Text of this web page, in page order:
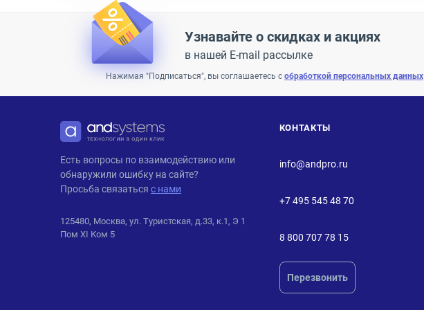
Узнавайте о скидках и акциях
в нашей E-mail рассылке
Нажимая "Подписаться", вы соглашаетесь с обработкой персональных данных
ANDPRO
Есть вопросы по взаимодействию или
обнаружили ошибку на сайте?
Просьба связаться с нами
125480, Москва, ул. Туристская, д.33, к.1, Э 1
Пом XI Ком 5
КОНТАКТЫ
info@andpro.ru
+7 495 545 48 70
8 800 707 78 15
Перезвонить